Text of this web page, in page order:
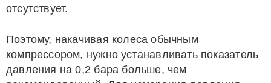
отсутствует.
Поэтому, накачивая колеса обычным
компрессором, нужно устанавливать показатель
давления на 0,2 бара больше, чем